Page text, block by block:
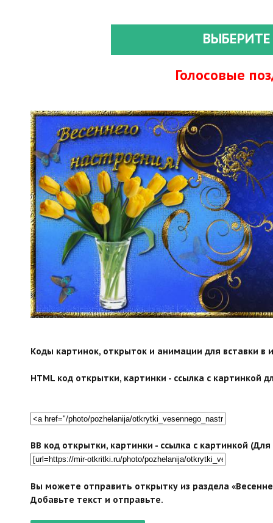
Голосовые
search">
Коды картинок, открыток и анимации для вставки в
HTML код открытки, картинки - ссылка с картинкой
BB код открытки, картинки - ссылка с картинкой
Вы можете отправить открытку из раздела
Добавьте текст и отправьте.